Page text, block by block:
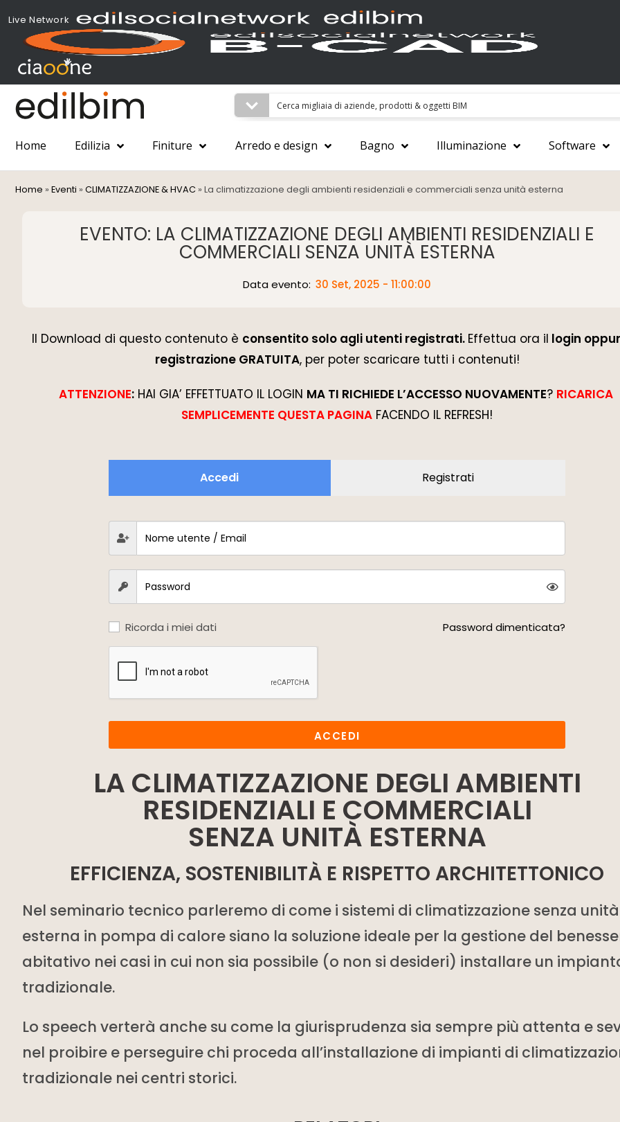
Live Network
Home Edilizia Finiture Arredo e design Bagno Illuminazione Software
Home » Eventi » CLIMATIZZAZIONE & HVAC » La climatizzazione degli ambienti residenziali e commerciali senza unità esterna
EVENTO: LA CLIMATIZZAZIONE DEGLI AMBIENTI RESIDENZIALI E
COMMERCIALI SENZA UNITÀ ESTERNA
Data evento: 30 Set, 2025 - 11:00:00
Il Download di questo contenuto è consentito solo agli utenti registrati. Effettua ora il login
registrazione GRATUITA, per poter scaricare tutti i contenuti!
ATTENZIONE:HAI GIA’ EFFETTUATO IL LOGIN MA TI RICHIEDE L’ACCESSO NUOVAMENTE? RICARICA
SEMPLICEMENTE QUESTA PAGINA FACENDO IL REFRESH!
Accedi Registrati
Ricorda i miei dati Password dimenticata?
ACCEDI
LA CLIMATIZZAZIONE DEGLI AMBIENTI
RESIDENZIALI E COMMERCIALI
SENZA UNITÀ ESTERNA
EFFICIENZA, SOSTENIBILITÀ E RISPETTO ARCHITETTONICO
Nel seminario tecnico parleremo di come i sistemi di climatizzazione senza unità
esterna in pompa di calore siano la soluzione ideale per la gestione del
abitativo nei casi in cui non sia possibile (o non si desideri) installare un
tradizionale.
Lo speech verterà anche su come la giurisprudenza sia sempre più attenta e
nel proibire e perseguire chi proceda all’installazione di impianti di
tradizionale nei centri storici.